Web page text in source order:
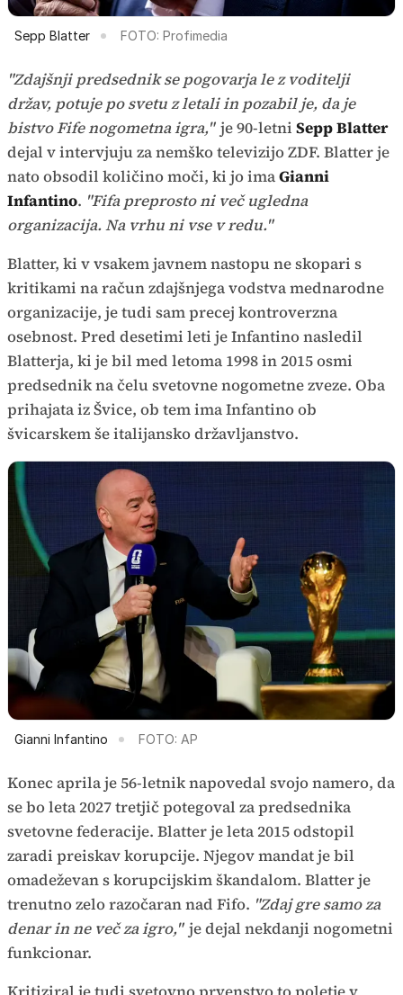
Sepp Blatter FOTO: Profimedia
"Zdajšnji predsednik se pogovarja le z voditelji
držav, potuje po svetu z letali in pozabil je, da je
bistvo Fife nogometna igra," je 90-letni Sepp Blatter
dejal v intervjuju za nemško televizijo ZDF. Blatter je
nato obsodil količino moči, ki jo imaGianni
Infantino. "Fifa preprosto ni več ugledna
organizacija. Na vrhu ni vse v redu."
Blatter, ki v vsakem javnem nastopu ne skopari s
kritikami na račun zdajšnjega vodstva mednarodne
organizacije, je tudi sam precej kontroverzna
osebnost. Pred desetimi leti je Infantino nasledil
Blatterja, ki je bil med letoma 1998 in 2015 osmi
predsednik na čelu svetovne nogometne zveze. Oba
prihajata iz Švice, ob tem ima Infantino ob
švicarskem še italijansko državljanstvo.
Gianni Infantino FOTO: AP
Konec aprila je 56-letnik napovedal svojo namero, da
se bo leta 2027 tretjič potegoval za predsednika
svetovne federacije. Blatter je leta 2015 odstopil
zaradi preiskav korupcije. Njegov mandat je bil
omadeževan s korupcijskim škandalom. Blatter je
trenutno zelo razočaran nad Fifo. "Zdaj gre samo za
denar in ne več za igro," je dejal nekdanji nogometni
funkcionar.